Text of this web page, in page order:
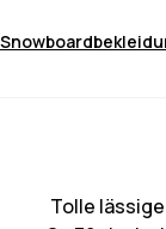
Tolle